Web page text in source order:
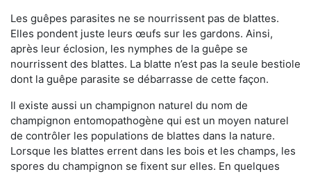
Les guêpes parasites ne se nourrissent pas de blattes.
Elles pondent juste leurs œufs sur les gardons. Ainsi,
après leur éclosion, les nymphes de la guêpe se
nourrissent des blattes. La blatte n’est pas la seule bestiole
dont la guêpe parasite se débarrasse de cette façon.
Il existe aussi un champignon naturel du nom de
champignon entomopathogène qui est un moyen naturel
de contrôler les populations de blattes dans la nature.
Lorsque les blattes errent dans les bois et les champs, les
spores du champignon se fixent sur elles. En quelques